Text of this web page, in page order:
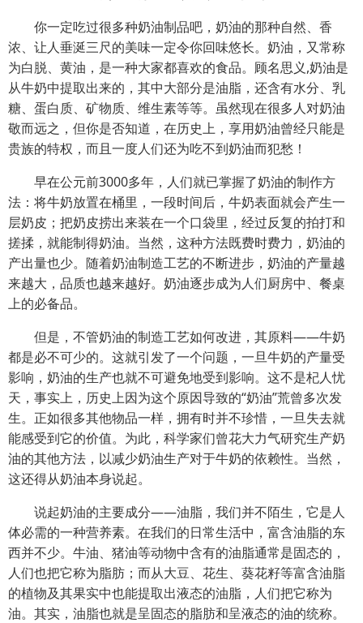
你一定吃过很多种奶油制品吧，奶油的那种自然、香
浓、让人垂涎三尺的美味一定令你回味悠长。奶油，又常称
为白脱、黄油，是一种大家都喜欢的食品。顾名思义,奶油是
从牛奶中提取出来的，其中大部分是油脂，还含有水分、乳
糖、蛋白质、矿物质、维生素等等。虽然现在很多人对奶油
敬而远之，但你是否知道，在历史上，享用奶油曾经只能是
贵族的特权，而且一度人们还为吃不到奶油而犯愁！
早在公元前3000多年，人们就已掌握了奶油的制作方
法：将牛奶放置在桶里，一段时间后，牛奶表面就会产生一
层奶皮；把奶皮捞出来装在一个口袋里，经过反复的拍打和
搓揉，就能制得奶油。当然，这种方法既费时费力，奶油的
产出量也少。随着奶油制造工艺的不断进步，奶油的产量越
来越大，品质也越来越好。奶油逐步成为人们厨房中、餐桌
上的必备品。
但是，不管奶油的制造工艺如何改进，其原料——牛奶
都是必不可少的。这就引发了一个问题，一旦牛奶的产量受
影响，奶油的生产也就不可避免地受到影响。这不是杞人忧
天，事实上，历史上因为这个原因导致的“奶油”荒曾多次发
生。正如很多其他物品一样，拥有时并不珍惜，一旦失去就
能感受到它的价值。为此，科学家们曾花大力气研究生产奶
油的其他方法，以减少奶油生产对于牛奶的依赖性。当然，
这还得从奶油本身说起。
说起奶油的主要成分——油脂，我们并不陌生，它是人
体必需的一种营养素。在我们的日常生活中，富含油脂的东
西并不少。牛油、猪油等动物中含有的油脂通常是固态的，
人们也把它称为脂肪；而从大豆、花生、葵花籽等富含油脂
的植物及其果实中也能提取出液态的油脂，人们把它称为
油。其实，油脂也就是呈固态的脂肪和呈液态的油的统称。